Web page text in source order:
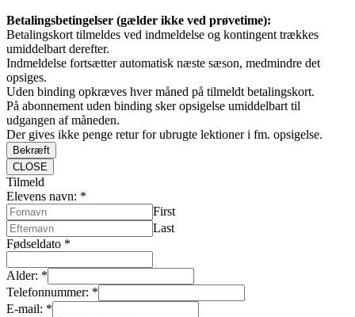
Betalingsbetingelser (gælder ikke ved prøvetime):
Betalingskort tilmeldes ved indmeldelse og kontingent trækkes
umiddelbart derefter.
Indmeldelse fortsætter automatisk næste sæson, medmindre det
opsiges.
Uden binding opkræves hver måned på tilmeldt betalingskort.
På abonnement uden binding sker opsigelse umiddelbart til
udgangen af måneden.
Der gives ikke penge retur for ubrugte lektioner i fm. opsigelse.
Bekræft
CLOSE
Tilmeld
Elevens navn: *
First
Last
Fødseldato *
Alder: *
Telefonnummer: *
E-mail: *